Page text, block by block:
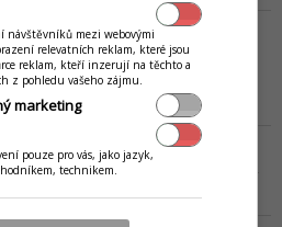
(dodací list, faktura,
možnost stornování a mazání dokladů
dobropis.
(ECR - On line)
úprava a refund dokladů, které vznikly
návštěvníků mezi webovými
relevatních reklam, které jsou
reklam, kteří inzerují na těchto a
z pohledu vašeho zájmu.
marketing
pouze pro vás, jako jazyk,
technikem.